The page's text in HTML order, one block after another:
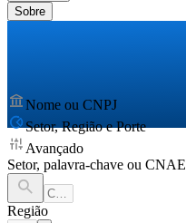
Sobre
Nome ou CNPJ
Setor, Região e Porte
Avançado
Setor, palavra-chave ou CNAE
Região